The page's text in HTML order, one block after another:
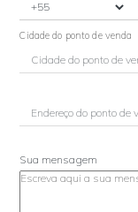
Cidade do ponto de venda
Sua mensagem